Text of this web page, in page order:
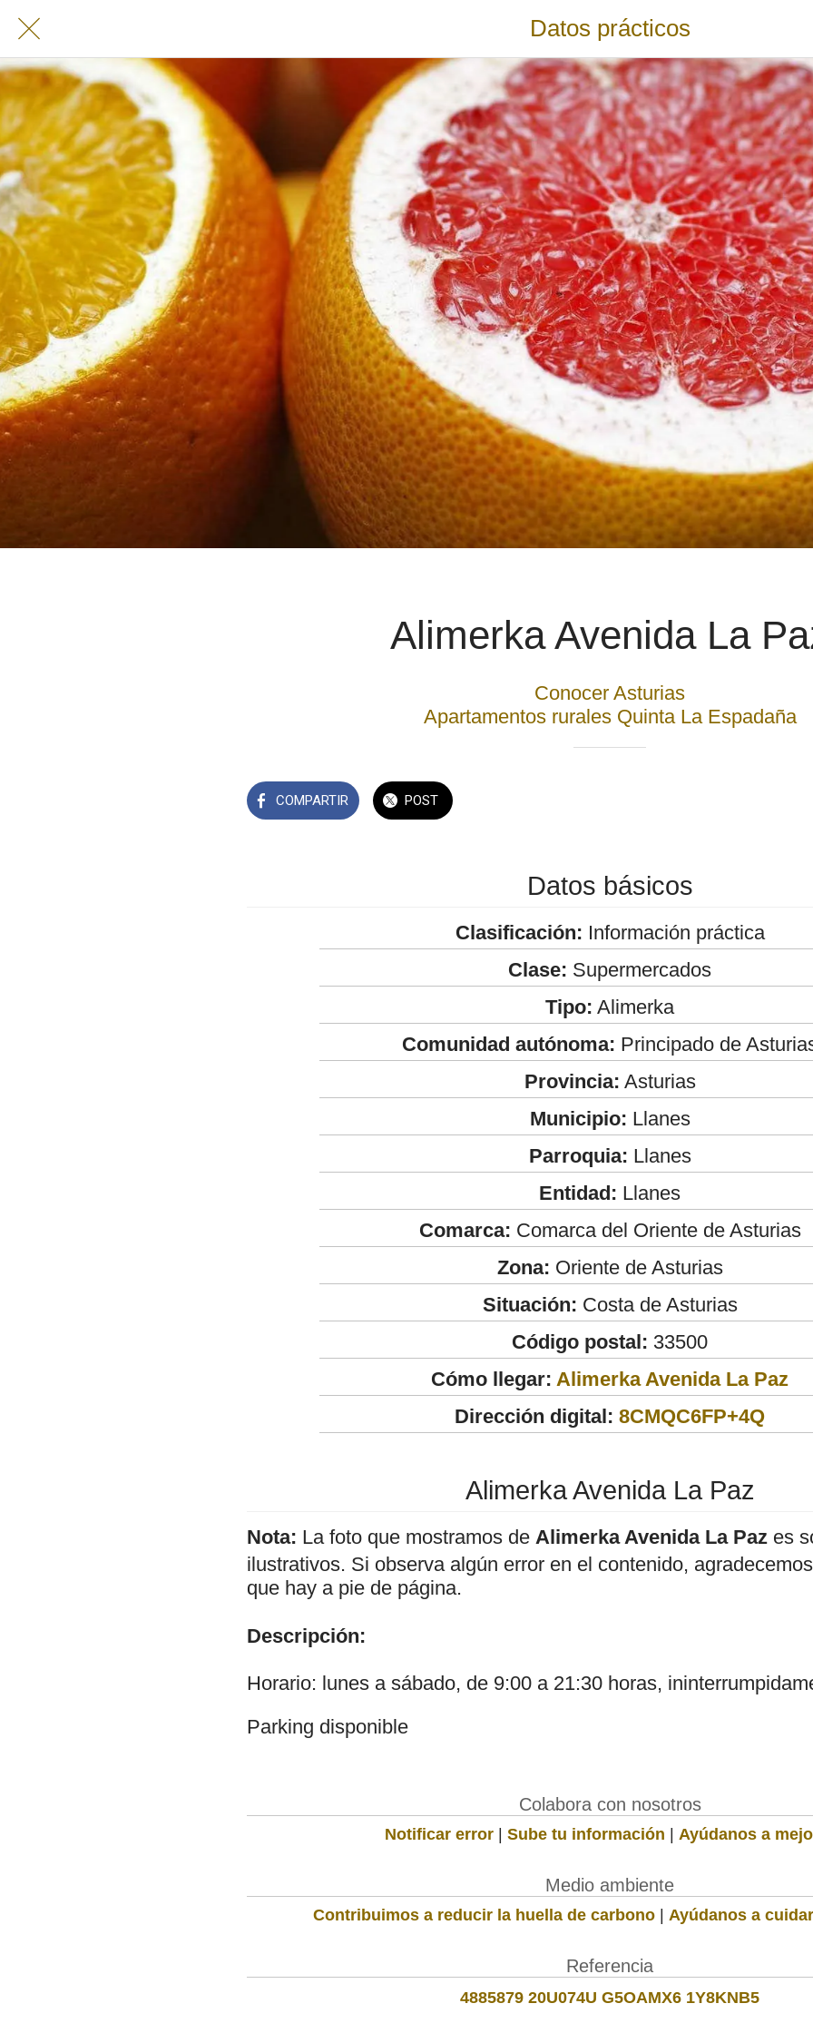
Datos prácticos
Alimerka Avenida La
Conocer Asturias
Apartamentos rurales Quinta La Espadaña
COMPARTIR POST
Datos básicos
Clasificación: Información práctica
Clase: Supermercados
Tipo: Alimerka
Comunidad autónoma: Principado de
Provincia: Asturias
Municipio: Llanes
Parroquia: Llanes
Entidad: Llanes
Comarca: Comarca del Oriente de Asturias
Zona: Oriente de Asturias
Situación: Costa de Asturias
Código postal: 33500
Cómo llegar: Alimerka Avenida La Paz
Dirección digital: 8CMQC6FP+4Q
Alimerka Avenida La Paz
Nota: La foto que mostramos de Alimerka Avenida La Paz es
ilustrativos. Si observa algún error en el contenido,
que hay a pie de página.
Descripción:
Horario: lunes a sábado, de 9:00 a 21:30 horas,
Parking disponible
Colabora con nosotros
Notificar error | Sube tu información | Ayúdanos a
Medio ambiente
Contribuimos a reducir la huella de carbono | Ayúdanos a
Referencia
4885879 20U074U G5OAMX6 1Y8KNB5